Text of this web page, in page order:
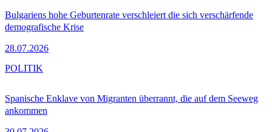
Bulgariens hohe Geburtenrate verschleiert die sich verschärfende
demografische Krise
28.07.2026
Spanische Enklave von Migranten überrannt, die auf dem Seeweg
ankommen
POLITIK